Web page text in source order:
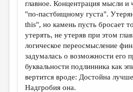
главное. Концентрация мысли и
"по-пастбищному густа".
this", но камень пусть бросает
утерять, не утеряв при этом
логическое переосмысление
задумалась о возможности его
буквальности подлинника как
вертится вроде: Достойна
Надгробия она.